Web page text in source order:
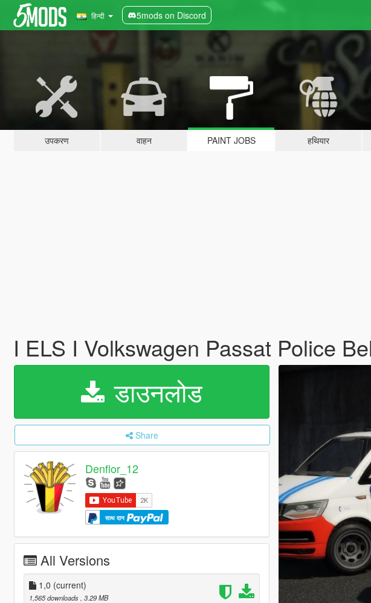
हिन्दी 5mods on Discord
उपकरण वाहन PAINT JOBS हथियार
I ELS I Volkswagen Passat Police
डाउनलोड
Share
Denflor_12
साथ दान
All Versions
1,0 (current)
1,565 downloads , 3.29 MB